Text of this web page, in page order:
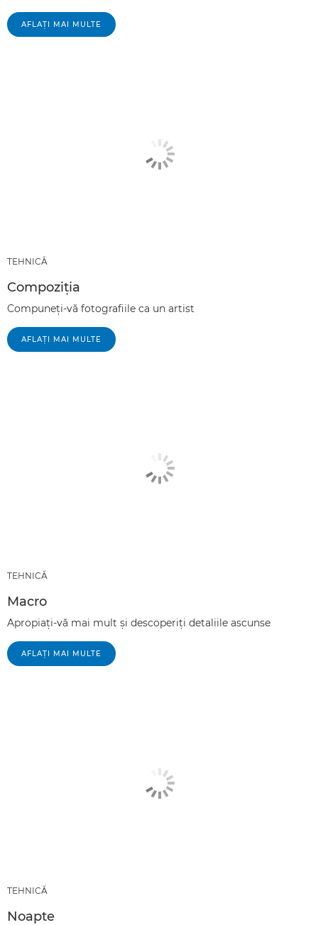
AFLAŢI MAI MULTE
TEHNICĂ
Compoziţia
Compuneţi-vă fotografiile ca un artist
AFLAŢI MAI MULTE
TEHNICĂ
Macro
Apropiaţi-vă mai mult şi descoperiţi detaliile ascunse
AFLAŢI MAI MULTE
TEHNICĂ
Noapte